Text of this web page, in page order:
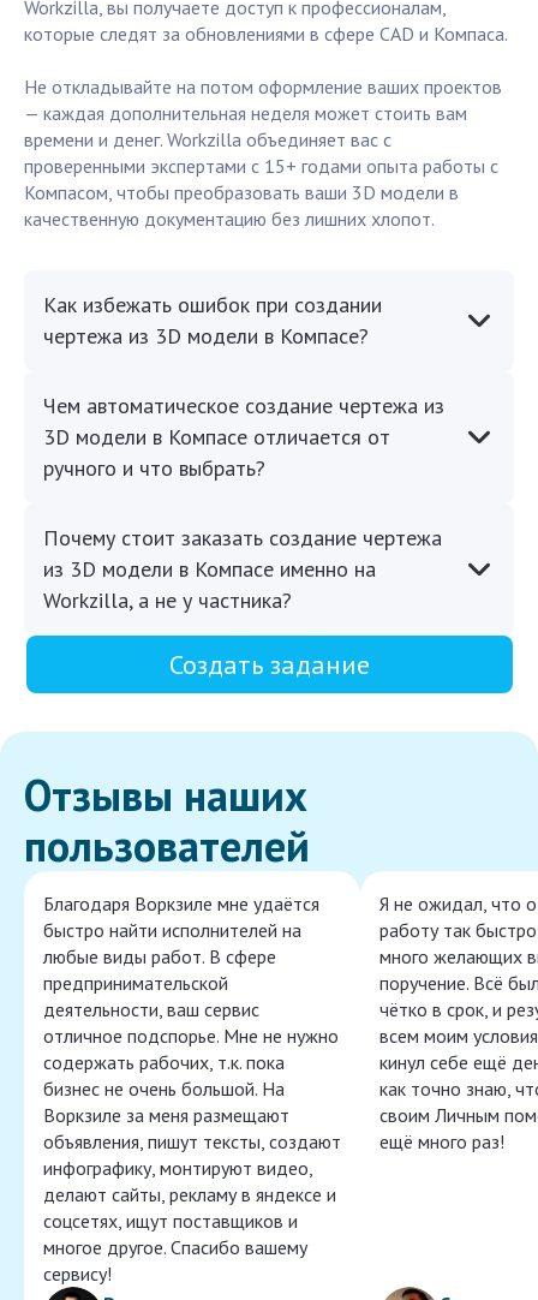
Workzilla, вы получаете доступ к профессионалам,
которые следят за обновлениями в сфере CAD и Компаса.
Не откладывайте на потом оформление ваших проектов
— каждая дополнительная неделя может стоить вам
времени и денег. Workzilla объединяет вас с
проверенными экспертами с 15+ годами опыта работы с
Компасом, чтобы преобразовать ваши 3D модели в
качественную документацию без лишних хлопот.
Как избежать ошибок при создании
чертежа из 3D модели в Компасе?
Чем автоматическое создание чертежа из
3D модели в Компасе отличается от
ручного и что выбрать?
Почему стоит заказать создание чертежа
из 3D модели в Компасе именно на
Workzilla, а не у частника?
Создать задание
Отзывы наших
пользователей
Благодаря Воркзиле мне удаётся
быстро найти исполнителей на
любые виды работ. В сфере
предпринимательской
деятельности, ваш сервис
отличное подспорье. Мне не нужно
содержать рабочих, т.к. пока
бизнес не очень большой. На
Воркзиле за меня размещают
объявления, пишут тексты, создают
инфографику, монтируют видео,
делают сайты, рекламу в яндексе и
соцсетях, ищут поставщиков и
многое другое. Спасибо вашему
сервису!
Я не ожидал, что
работу так
много желающих
поручение. Всё
чётко в срок, и
всем моим
кинул себе ещё
как точно знаю,
своим Личным
ещё много раз!